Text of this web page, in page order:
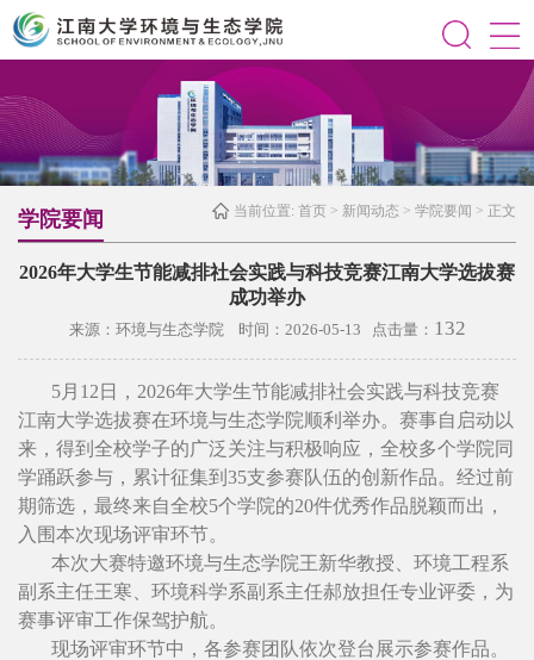
当前位置: 首页 > 新闻动态 > 学院要闻 > 正文
学院要闻
2026年大学生节能减排社会实践与科技竞赛江南大学选拔赛
成功举办
来源：环境与生态学院 时间：2026-05-13 点击量： 132
5月12日，2026年大学生节能减排社会实践与科技竞赛
江南大学选拔赛在环境与生态学院顺利举办。赛事自启动以
来，得到全校学子的广泛关注与积极响应，全校多个学院同
学踊跃参与，累计征集到35支参赛队伍的创新作品。经过前
期筛选，最终来自全校5个学院的20件优秀作品脱颖而出，
入围本次现场评审环节。
本次大赛特邀环境与生态学院王新华教授、环境工程系
副系主任王寒、环境科学系副系主任郝放担任专业评委，为
赛事评审工作保驾护航。
现场评审环节中，各参赛团队依次登台展示参赛作品。